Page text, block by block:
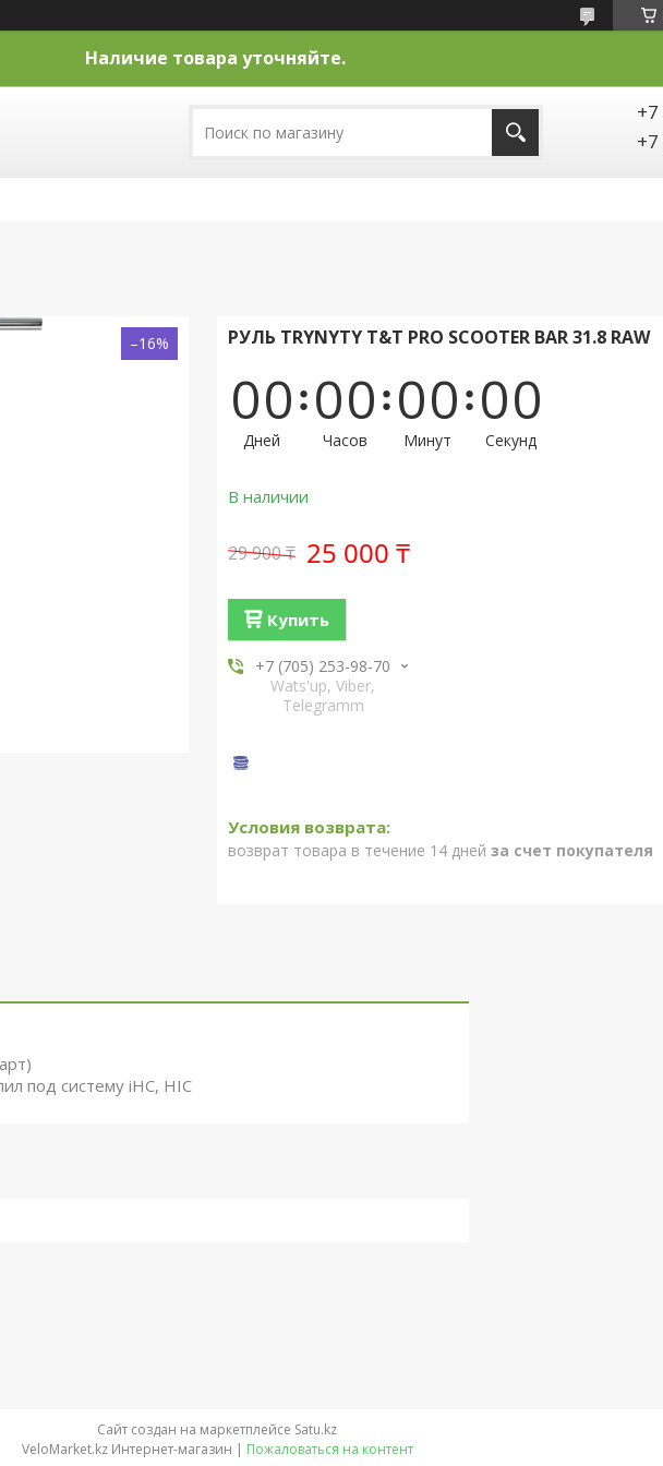
Наличие товара уточняйте.
–16% РУЛЬ TRYNYTY T&T PRO SCOOTER BAR 31.8 RAW
00
Дней
00
Часов
00
Минут
00
Секунд
В наличии
29 900 ₸ 25 000 ₸
Купить
+7 (705) 253-98-70
Wats'up, Viber,
Telegramm
возврат товара в течение 14 дней за счет покупателя
под систему iHC, HIC
Сайт создан на маркетплейсе Satu.kz
VeloMarket.kz Интернет-магазин | Пожаловаться на контент